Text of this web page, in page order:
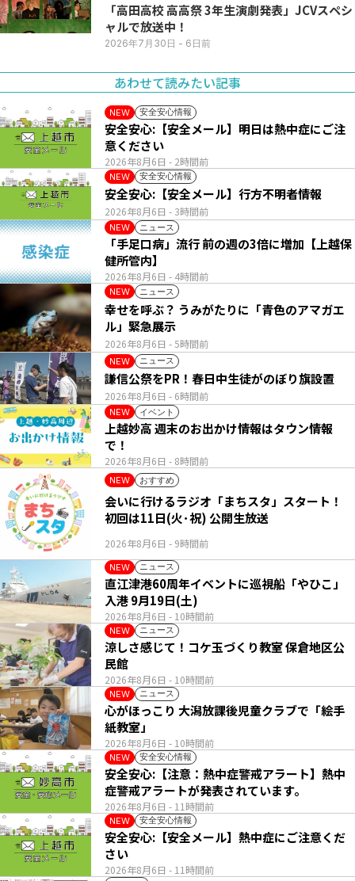
「高田高校 高高祭 3年生演劇発表」JCVスペシ
ャルで放送中！
2026年7月30日 - 6日前
あわせて読みたい記事
NEW 安全安心情報
2026年8月6日 - 2時間前
安全安心:【安全メール】明日は熱中症にご注
意ください
NEW 安全安心情報
2026年8月6日 - 3時間前
安全安心:【安全メール】行方不明者情報
NEW ニュース
2026年8月6日 - 4時間前
「手足口病」流行 前の週の3倍に増加【上越保
健所管内】
NEW ニュース
2026年8月6日 - 5時間前
幸せを呼ぶ？ うみがたりに「青色のアマガエ
ル」緊急展示
NEW ニュース
2026年8月6日 - 6時間前
謙信公祭をPR！春日中生徒がのぼり旗設置
NEW イベント
2026年8月6日 - 8時間前
上越妙高 週末のお出かけ情報はタウン情報
で！
NEW おすすめ
2026年8月6日 - 9時間前
会いに行けるラジオ「まちスタ」スタート！
初回は11日(火･祝) 公開生放送
NEW ニュース
2026年8月6日 - 10時間前
直江津港60周年イベントに巡視船「やひこ」
入港 9月19日(土)
NEW ニュース
2026年8月6日 - 10時間前
涼しさ感じて！コケ玉づくり教室 保倉地区公
民館
NEW ニュース
2026年8月6日 - 10時間前
心がほっこり 大潟放課後児童クラブで「絵手
紙教室」
NEW 安全安心情報
2026年8月6日 - 11時間前
安全安心:【注意：熱中症警戒アラート】熱中
症警戒アラートが発表されています。
NEW 安全安心情報
2026年8月6日 - 11時間前
安全安心:【安全メール】熱中症にご注意くだ
さい